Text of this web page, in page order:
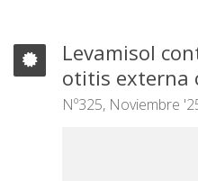
Levamisol
otitis externa
Nº325, Noviembre